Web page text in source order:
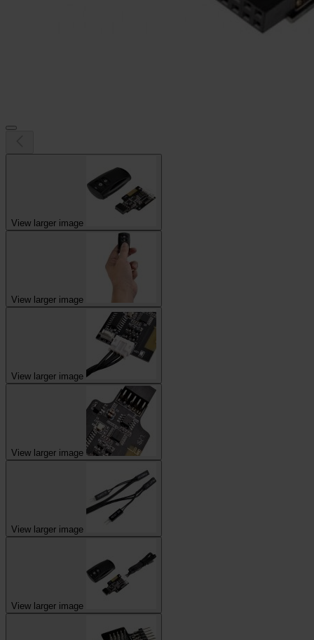
View larger image
View larger image
View larger image
View larger image
View larger image
View larger image